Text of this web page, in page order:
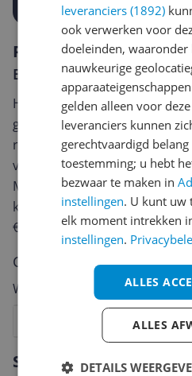
Specificaties
Reviews
Er zijn nog geen reviews
Heb jij dit product in bezit en
geven? Start dan hieronder
review. Afhankelijk van de
van een review gemiddeld
Met jouw mening help je
keuze te maken én maak je
€250,-!
Klik hier voor de
Cijfer
Welk cijfer geef jij dit product?
5
leveranciers (1892)
ook verwerken voor
doeleinden,
nauwkeurige
gelden alleen voor
leveranciers kunnen
gerechtvaardigd
toestemming; u hebt
bezwaar te maken in
instellingen. U kunt uw
elk moment intrekken
instellingen.
ALLES
ALLES
DETAILS